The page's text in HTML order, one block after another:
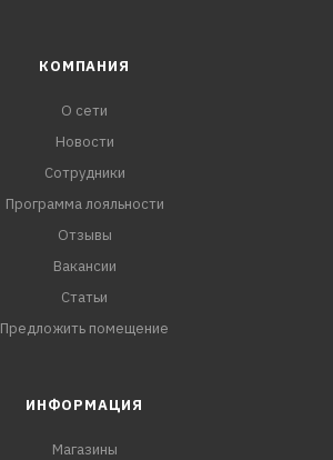
КОМПАНИЯ
О сети
Новости
Сотрудники
Программа лояльности
Отзывы
Вакансии
Статьи
Предложить помещение
ИНФОРМАЦИЯ
Магазины